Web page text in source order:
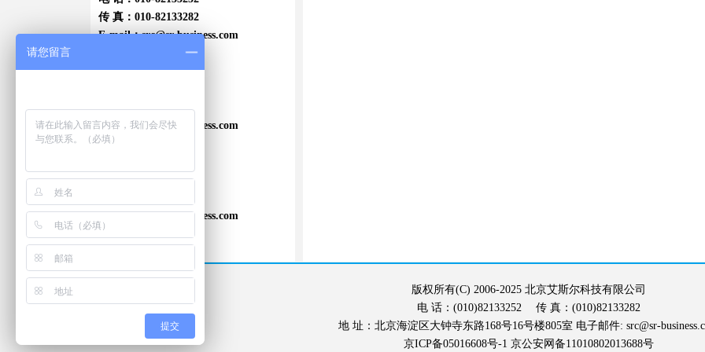
传 真：010-82133282
E-mail：src@sr-business.com
上海office:
传 真：021-64706540
E-mail：src@sr-business.com
电 话：020-84016200
E-mail：src@sr-business.com
版权所有(C) 2006-2025 北京艾斯尔科技有限公司
电 话：(010)82133252 传 真：(010)82133282
地 址：北京海淀区大钟寺东路168号16号楼805室 电子邮件: src@sr-
京ICP备05016608号-1 京公安网备11010802013688号
请您留言
提交